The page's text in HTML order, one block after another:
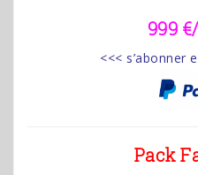
999
<<< s’abonner
Pack